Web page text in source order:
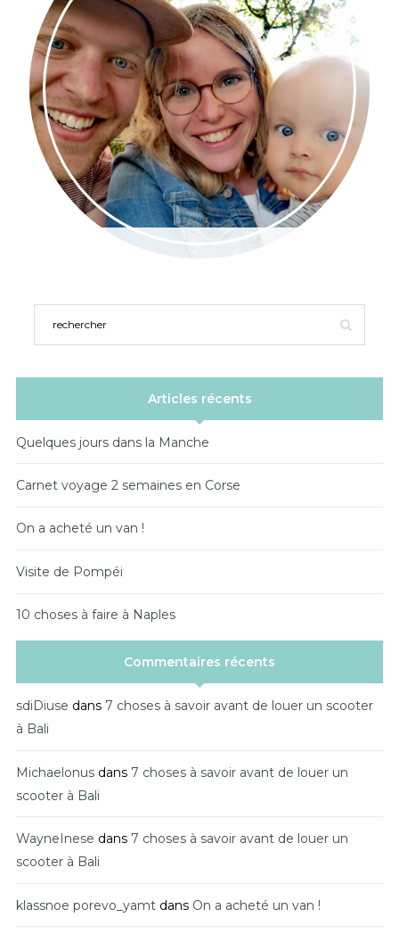
Articles récents
Quelques jours dans la Manche
Carnet voyage 2 semaines en Corse
On a acheté un van !
Visite de Pompéi
10 choses à faire à Naples
Commentaires récents
sdiDiuse dans 7 choses à savoir avant de louer un scooter
à Bali
Michaelonus dans 7 choses à savoir avant de louer un
scooter à Bali
WayneInese dans 7 choses à savoir avant de louer un
scooter à Bali
klassnoe porevo_yamt dans On a acheté un van !